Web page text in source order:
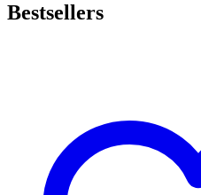
Bestsellers